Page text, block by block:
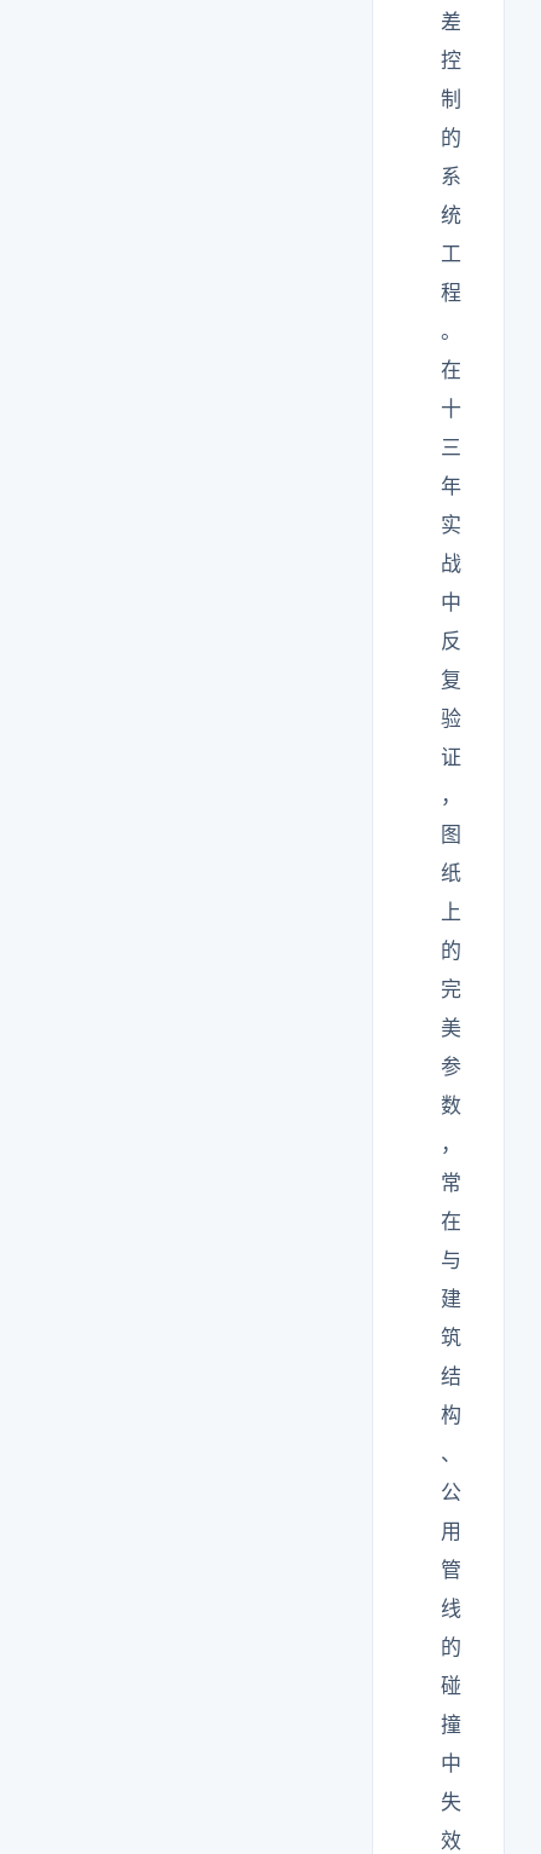
差
控
制
的
系
统
工
程
。
在
十
三
年
实
战
中
反
复
验
证
，
图
纸
上
的
完
美
参
数
，
常
在
与
建
筑
结
构
、
公
用
管
线
的
碰
撞
中
失
效